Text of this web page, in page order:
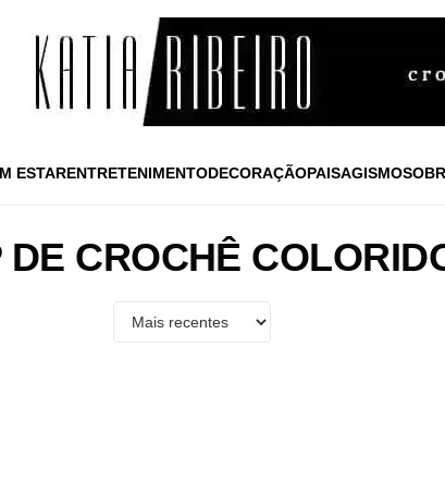
ESTARENTRETENIMENTODECORAÇÃOPAISAGISMO
DE CROCHÊ